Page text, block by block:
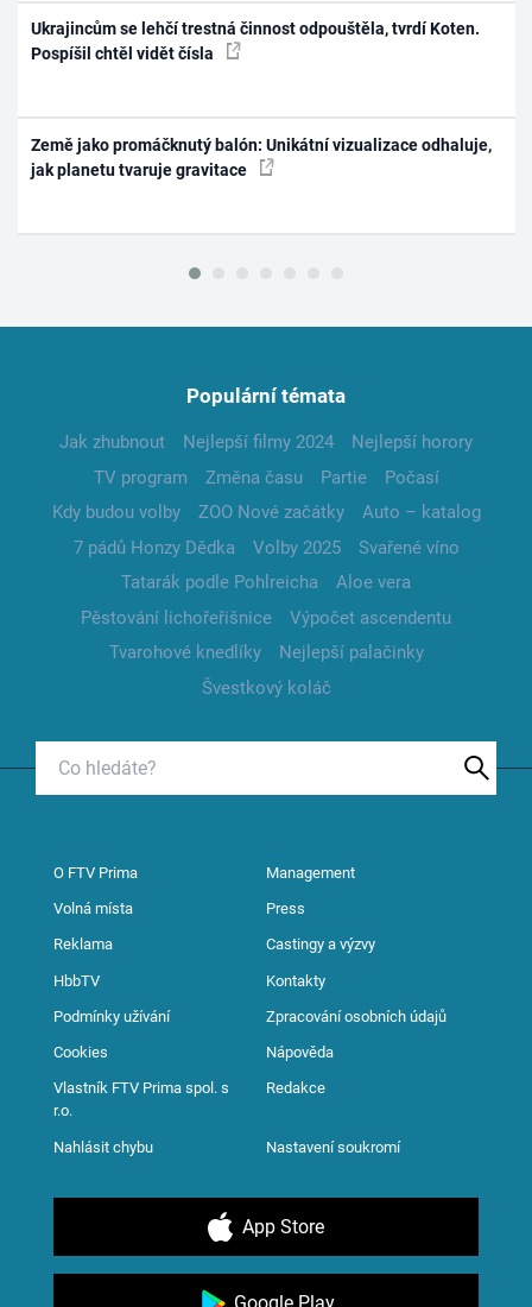
Ukrajincům se lehčí trestná činnost odpouštěla, tvrdí Koten.
Pospíšil chtěl vidět čísla
Země jako promáčknutý balón: Unikátní vizualizace odhaluje,
jak planetu tvaruje gravitace
Populární témata
Jak zhubnout Nejlepší filmy 2024
Nejlepší horory
TV program
Změna času Partie
Počasí
Kdy budou volby
ZOO Nové začátky
Auto – katalog
7 pádů Honzy Dědka
Volby 2025
Svařené víno
Tatarák podle Pohlreicha
Aloe vera
Pěstování lichořeřišnice
Výpočet ascendentu
Tvarohové knedlíky
Nejlepší palačinky
Švestkový koláč
O FTV Prima Management
Volná místa Press
Reklama Castingy a výzvy
HbbTV Kontakty
Podmínky užívání Zpracování osobních údajů
Cookies Nápověda
Vlastník FTV Prima spol. s
r.o.
Redakce
Nahlásit chybu Nastavení soukromí
App Store